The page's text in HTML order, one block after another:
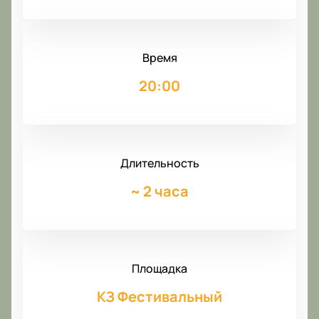
Время
20:00
Длительность
~ 2 часа
Площадка
КЗ Фестивальный